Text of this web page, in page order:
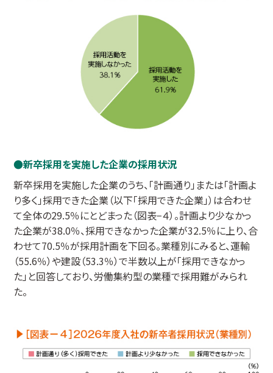
新卒採用を実施した企業の採用状況
新卒採用を実施した企業のうち、「計画通り」または「計画よ
り多く」採用できた企業（以下「採用できた企業」）は合わせ
て全体の29.5％にとどまった（図表−４）。計画より少なかっ
た企業が38.0％、採用できなかった企業が32.5％に上り、合
わせて70.5％が採用計画を下回る。業種別にみると、運輸
（55.6％）や建設（53.3％）で半数以上が「採用できなかっ
た」と回答しており、労働集約型の業種で採用難がみられ
た。